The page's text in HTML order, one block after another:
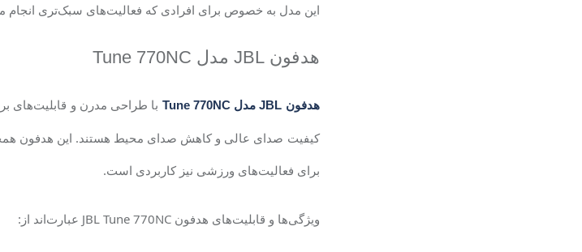
این مدل به خصوص برای افرادی که فعالیت‌های سبک‌تری انجام
هدفون JBL مدل Tune 770NC
هدفون JBL مدل Tune 770NC با طراحی مدرن و قابلیت‌های
برای فعالیت‌های ورزشی نیز کاربردی است.
ویژگی‌ها و قابلیت‌های هدفونJBL Tune 770NC عبارت‌اند از: